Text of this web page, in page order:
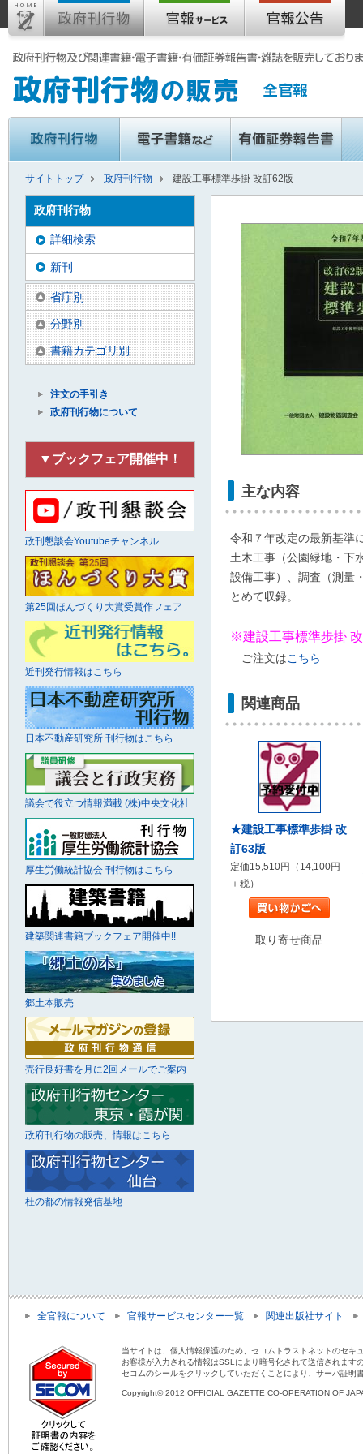
サイトトップ 政府刊行物 建設工事標準歩掛 改訂62版
主な内容
令和７年改定の最新基準
土木工事（公園緑地・下
設備工事）、調査（測量
とめて収録。
※建設工事標準歩掛
ご注文はこちら
関連商品
★建設工事標準歩掛 改
訂63版
定価15,510円（14,100円
＋税）
取り寄せ商品
政府刊行物
詳細検索
新刊
省庁別
分野別
書籍カテゴリ別
注文の手引き
政府刊行物について
▼ブックフェア開催中！
政刊懇談会Youtubeチャンネル
第25回ほんづくり大賞受賞作フェア
近刊発行情報はこちら
日本不動産研究所 刊行物はこちら
議会で役立つ情報満載 (株)中央文化社
厚生労働統計協会 刊行物はこちら
建築関連書籍ブックフェア開催中!!
郷土本販売
売行良好書を月に2回メールでご案内
政府刊行物の販売、情報はこちら
杜の都の情報発信基地
全官報について 官報サービスセンター一覧 関連出版社サイト
当サイトは、個人情報保護のため、セコムトラストネットのセキ
お客様が入力される情報はSSLにより暗号化されて送信されま
セコムのシールをクリックしていただくことにより、サーバ証明
Copyright© 2012 OFFICIAL GAZETTE CO-OPERATION OF